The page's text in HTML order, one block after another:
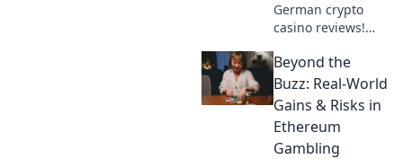
German crypto
casino reviews!
gaming site with
our unbiased
comparisons &
bonuses. Play
smart, win big.
Beyond the
Buzz: Real-World
Gains & Risks in
Ethereum
Gambling